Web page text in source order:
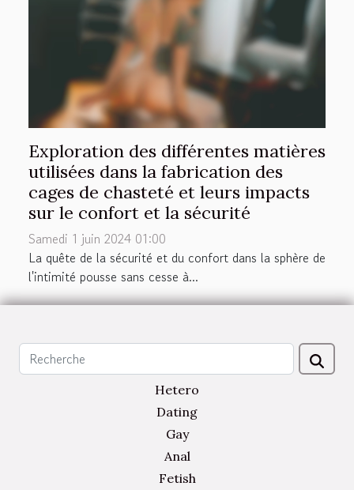
Exploration des différentes matières
utilisées dans la fabrication des
cages de chasteté et leurs impacts
sur le confort et la sécurité
Samedi 1 juin 2024 01:00
La quête de la sécurité et du confort dans la sphère de
l'intimité pousse sans cesse à...
Hetero
Dating
Gay
Anal
Fetish